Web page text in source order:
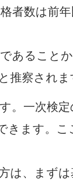
者数は前
あること
推察されま
一次検
きます。
、まず